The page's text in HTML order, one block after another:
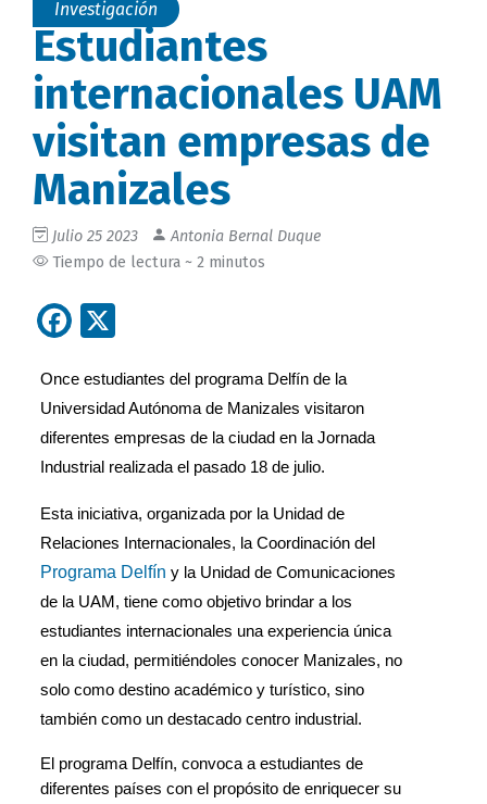
Investigación
Estudiantes
internacionales UAM
visitan empresas de
Manizales
Julio 25 2023
Antonia Bernal Duque
Tiempo de lectura ~ 2 minutos
Facebook
Once estudiantes del programa Delfín de la
Universidad Autónoma de Manizales visitaron
diferentes empresas de la ciudad en la Jornada
Industrial realizada el pasado 18 de julio.
Esta iniciativa, organizada por la Unidad de
Programa Delfín y la Unidad de Comunicaciones
de la UAM, tiene como objetivo brindar a los
estudiantes internacionales una experiencia única
en la ciudad, permitiéndoles conocer Manizales, no
solo como destino académico y turístico, sino
también como un destacado centro industrial.
El programa Delfín, convoca a estudiantes de
diferentes países con el propósito de enriquecer su